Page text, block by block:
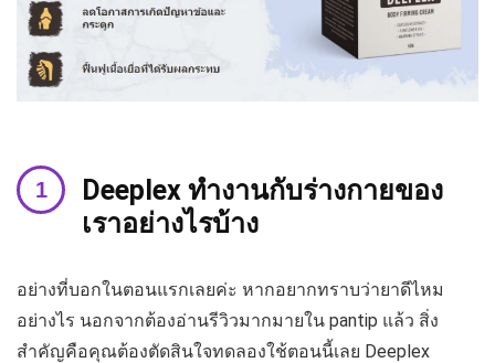
Deeplex ทำงานกับร่างกายของ
เราอย่างไรบ้าง
อย่างที่บอกในตอนแรกเลยค่ะ หากอยากทราบว่ายาดีไหม
อย่างไร นอกจากต้องอ่านรีวิวมากมายใน pantip แล้ว สิ่ง
สำคัญคือคุณต้องตัดสินใจทดลองใช้ตอนนี้เลย Deeplex